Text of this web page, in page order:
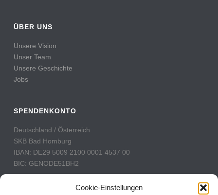
Cookie-Einstellungen
ÜBER UNS
Unsere Vision
Unser Team
Unsere Geschichte
Jobs
SPENDENKONTO
Deutschland / Österreich
SKB Bad Homburg
IBAN: DE29 5009 2100 0001 4537 00
BIC: GENODE51BH2